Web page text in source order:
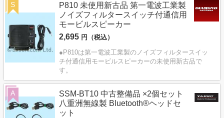
P810 未使用新古品 第一電波工業製
ノイズフィルタースイッチ付通信用
モービルスピーカー
2,695 円（税込）
●P810は第一電波工業製のノイズフィルタースイッ
チ付通信用モービルスピーカーの未使用新古品で
す。
S
SSM-BT10 中古整備品 ×2個セット
八重洲無線製 Bluetooth®ヘッドセ
ット
A